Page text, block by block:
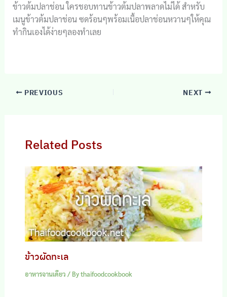
ข้าวต้มปลาช่อน ใครชอบทานข้าวต้มปลาพลาดไม่ได้ สำหรับ
เมนูข้าวต้มปลาช่อน ซดร้อนๆพร้อมเนื้อปลาช่อนหวานๆให้คุณ
ทำกินเองได้ง่ายๆลองทำเลย
PREVIOUS NEXT
Related Posts
ข้าวผัดทะเล
อาหารจานเดียว / Bythaifoodcookbook